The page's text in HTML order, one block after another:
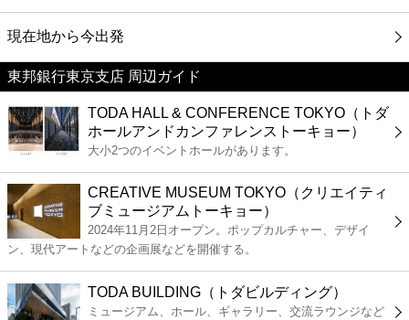
映画
美容
コンビニ
薬局
スーパー
エンタメ
現在地から今出発
東邦銀行東京支店 周辺ガイド
TODA HALL & CONFERENCE TOKYO（トダ
ホールアンドカンファレンストーキョー）
大小2つのイベントホールがあります。
CREATIVE MUSEUM TOKYO（クリエイティ
ブミュージアムトーキョー）
2024年11月2日オープン。ポップカルチャー、デザイ
ン、現代アートなどの企画展などを開催する。
TODA BUILDING（トダビルディング）
ミュージアム、ホール、ギャラリー、交流ラウンジなど